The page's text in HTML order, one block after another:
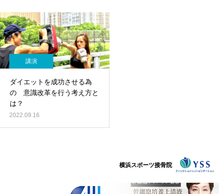
が消費カロリーと週の回数
で答えます
講演
ダイエットを成功させる為
の 意識改革を行う考え方と
は？
2022.09.16
横浜スポーツ接骨院